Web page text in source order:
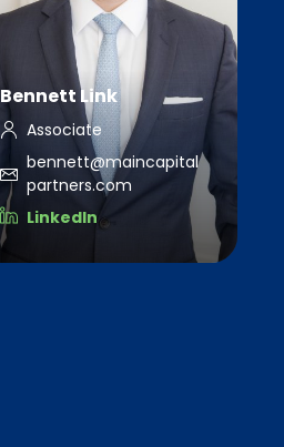
Bennett Link
Associate
bennett@maincapital
partners.com
LinkedIn